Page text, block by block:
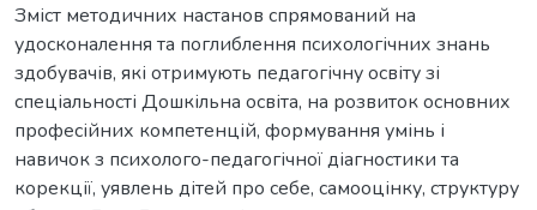
Зміст методичних настанов спрямований на
удосконалення та поглиблення психологічних знань
здобувачів, які отримують педагогічну освіту зі
спеціальності Дошкільна освіта, на розвиток основних
професійних компетенцій, формування умінь і
навичок з психолого-педагогічної діагностики та
корекції, уявлень дітей про себе, самооцінку, структуру